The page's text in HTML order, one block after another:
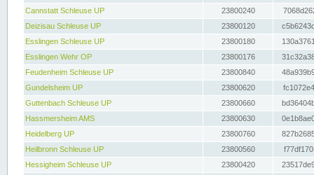
Cannstatt Schleuse UP
23800240
Deizisau Schleuse UP
23800120
Esslingen Schleuse UP
23800180
Esslingen Wehr OP
23800176
Feudenheim Schleuse UP
23800840
Gundelsheim UP
23800620
Guttenbach Schleuse UP
23800660
Hassmersheim AMS
23800630
Heidelberg UP
23800760
Heilbronn Schleuse UP
23800560
Hessigheim Schleuse UP
23800420